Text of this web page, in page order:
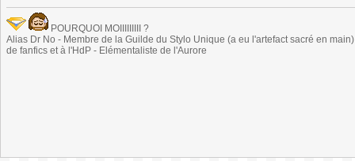
POURQUOI MOIIIIIIIII ?
Alias Dr No - Membre de la Guilde du Stylo Unique (a eu l'artefact sacré en
de fanfics et à l'HdP - Elémentaliste de l'Aurore